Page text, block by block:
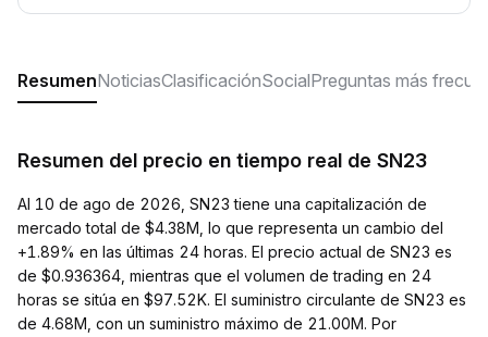
ResumenNoticiasClasificaciónSocialPreguntas más
Resumen del precio en tiempo real de SN23
Al 10 de ago de 2026, SN23 tiene una capitalización de
mercado total de $4.38M, lo que representa un cambio del
+1.89% en las últimas 24 horas. El precio actual de SN23 es
de $0.936364, mientras que el volumen de trading en 24
horas se sitúa en $97.52K. El suministro circulante de SN23 es
de 4.68M, con un suministro máximo de 21.00M. Por